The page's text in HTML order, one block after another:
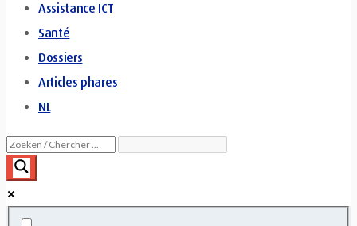
Assistance ICT
Santé
Dossiers
Articles phares
NL